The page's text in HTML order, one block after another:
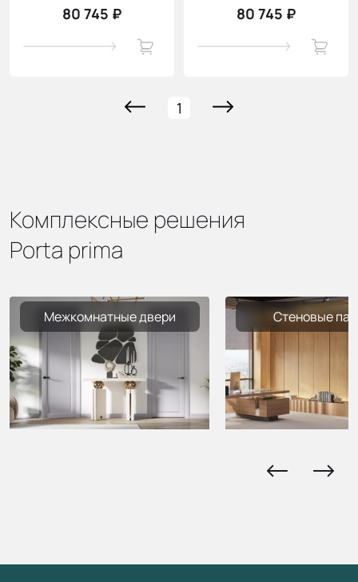
80 745 ₽ 80 745 ₽
1
Комплексные решения
Porta prima
Межкомнатные двери Стеновые